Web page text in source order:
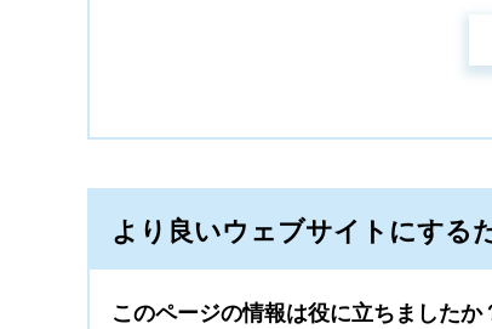
より良いウェブサイトにする
このページの情報は役に立ちましたか